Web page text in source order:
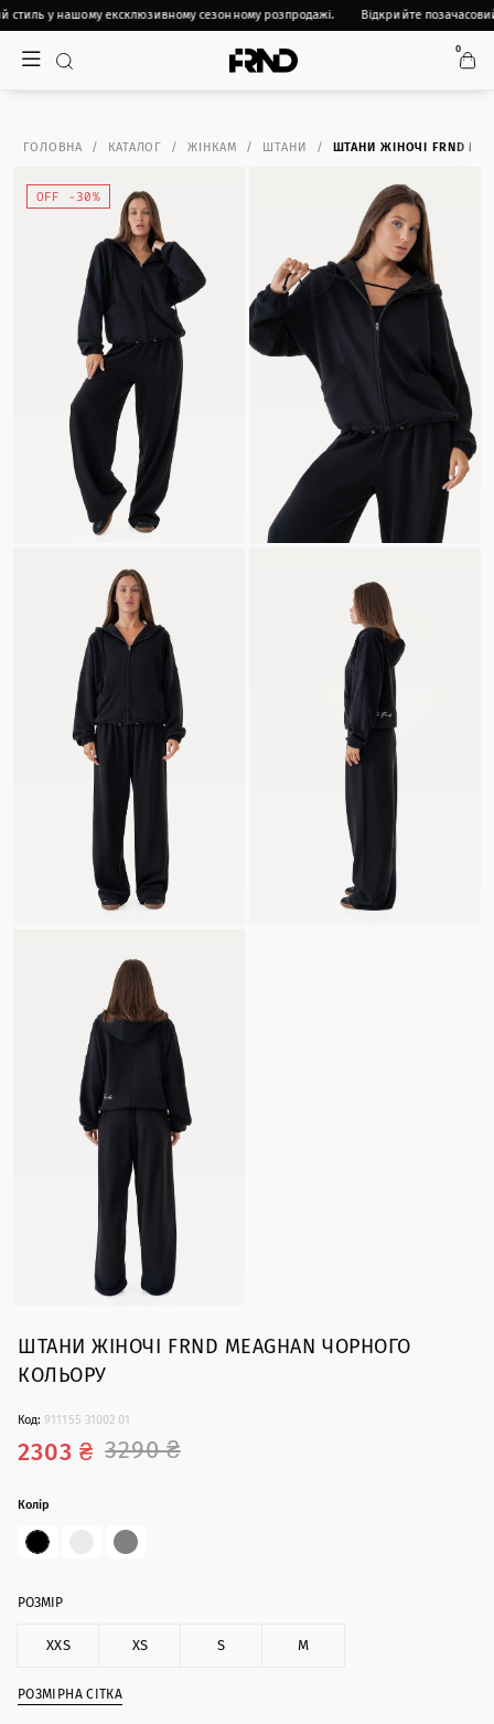
стиль у нашому ексклюзивному сезонному розпродажі. Відкрийте
0
ГОЛОВНА КАТАЛОГ ЖІНКАМ ШТАНИ ШТАНИ ЖІНОЧІ FRND
OFF -30%
ШТАНИ ЖІНОЧІ FRND MEAGHAN ЧОРНОГО
КОЛЬОРУ
Код:911155 31002 01
3290 ₴
2303 ₴
Колір
РОЗМІР
XXS XS S M
РОЗМІРНА СІТКА